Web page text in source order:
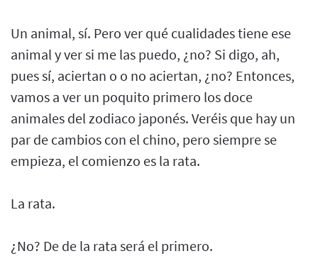
Un animal, sí. Pero ver qué cualidades tiene ese
animal y ver si me las puedo, ¿no? Si digo, ah,
pues sí, aciertan o o no aciertan, ¿no? Entonces,
vamos a ver un poquito primero los doce
animales del zodiaco japonés. Veréis que hay un
par de cambios con el chino, pero siempre se
empieza, el comienzo es la rata.
La rata.
¿No? De de la rata será el primero.